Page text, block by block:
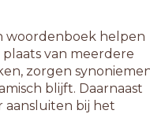
woordenboek helpen
van meerdere
zorgen
blijft. Daarnaast
aansluiten bij het